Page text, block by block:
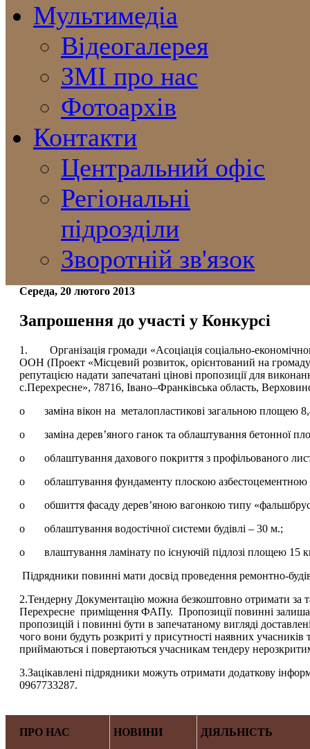
Мультимедіа
Відеогалерея
ЗМІ про нас
Фотоархів
Контакти
Центральний офіс
Регіональні
підрозділи
Зворотній зв'язок
Середа, 20 лютого 2013
Запрошення до участі у Конкурсі
1. Організація громади «Асоціація соціально-
ООН (Проект «Місцевий розвиток, орієнтований на
репутацією надати запечатані цінові пропозиції для
с.Перехресне», 78716, Івано–Франківська область,
o заміна вікон на металопластикові загальною площею
o заміна дерев’яного ганок та облаштування бетонної
o облаштування дахового покриття з профільованого
o облаштування фундаменту плоскою азбестоцементною
o обшиття фасаду дерев’яною вагонкою типу
o облаштування водостічної системи будівлі – 30 м.;
o влаштування ламінату по існуючій підлозі площею 15
Підрядники повинні мати досвід проведення ремонтно-
2.Тендерну Документацію можна безкоштовно отримати за
Перехресне приміщення ФАПу. Пропозиції повинні
пропозицій і повинні бути в запечатаному вигляді
чого вони будуть розкриті у присутності наявних
приймаються і повертаються учасникам тендеру
3.Зацікавлені підрядники можуть отримати додаткову
0967733287.
ПРО НАС
НОВИНИ
ДІЯЛЬНІСТЬ